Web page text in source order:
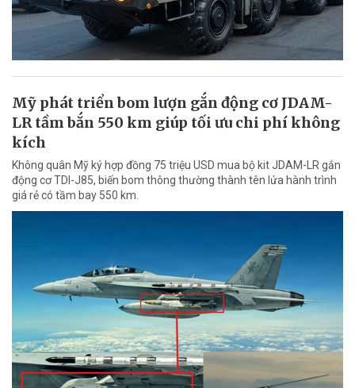
Mỹ phát triển bom lượn gắn động cơ JDAM-
LR tầm bắn 550 km giúp tối ưu chi phí không
kích
Không quân Mỹ ký hợp đồng 75 triệu USD mua bộ kit JDAM-LR gắn
động cơ TDI-J85, biến bom thông thường thành tên lửa hành trình
giá rẻ có tầm bay 550 km.